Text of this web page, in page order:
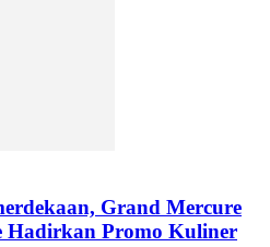
Grand Mercure
Hadirkan Promo Kuliner